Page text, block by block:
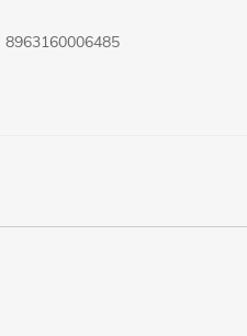
8963160006485